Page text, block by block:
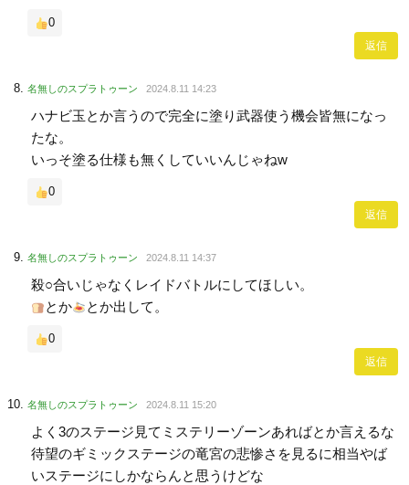
0
返信
名無しのスプラトゥーン 2024.8.11 14:23
ハナビ玉とか言うので完全に塗り武器使う機会皆無になっ
たな。
いっそ塗る仕様も無くしていいんじゃねw
0
返信
名無しのスプラトゥーン 2024.8.11 14:37
殺○合いじゃなくレイドバトルにしてほしい。
とか
とか出して。
0
返信
名無しのスプラトゥーン 2024.8.11 15:20
よく3のステージ見てミステリーゾーンあればとか言えるな
待望のギミックステージの竜宮の悲惨さを見るに相当やば
いステージにしかならんと思うけどな